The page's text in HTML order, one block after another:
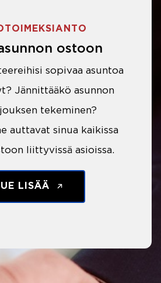
ostoon
sopivaa asuntoa
Jännittääkö asunnon
tekeminen?
auttavat sinua kaikissa
liittyvissä asioissa.
LISÄÄ